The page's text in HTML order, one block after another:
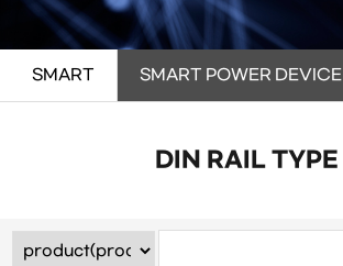
SMART SMART POWER DEVICE
DIN RAIL TYPE